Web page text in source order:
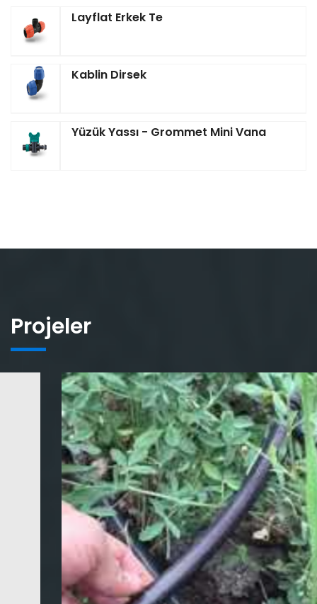
Layflat Erkek Te
Kablin Dirsek
Yüzük Yassı - Grommet Mini Vana
Projeler